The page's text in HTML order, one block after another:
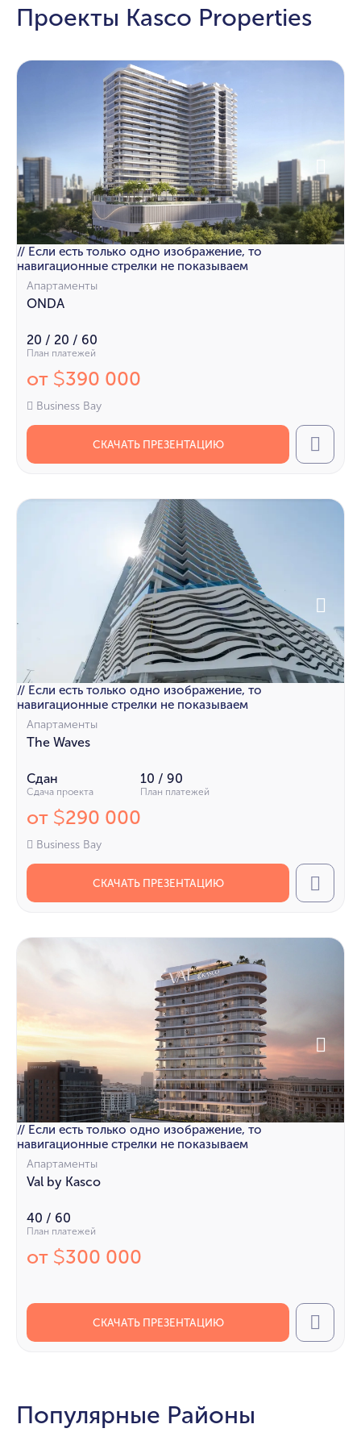
Проекты Kasco Properties
// Если есть только одно изображение, то
навигационные стрелки не показываем
Апартаменты
ONDA
20 / 20 / 60
План платежей
от $390 000
Business Bay
СКАЧАТЬ ПРЕЗЕНТАЦИЮ Call
// Если есть только одно изображение, то
навигационные стрелки не показываем
Апартаменты
The Waves
Сдан
Сдача проекта
10 / 90
План платежей
от $290 000
Business Bay
СКАЧАТЬ ПРЕЗЕНТАЦИЮ Call
// Если есть только одно изображение, то
навигационные стрелки не показываем
Апартаменты
Val by Kasco
40 / 60
План платежей
от $300 000
СКАЧАТЬ ПРЕЗЕНТАЦИЮ Call
Популярные Районы